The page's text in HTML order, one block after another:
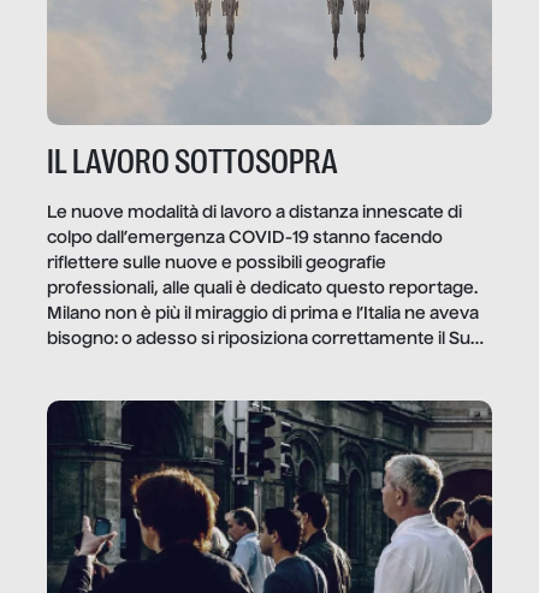
IL LAVORO SOTTOSOPRA
Le nuove modalità di lavoro a distanza innescate di
colpo dall’emergenza COVID-19 stanno facendo
riflettere sulle nuove e possibili geografie
professionali, alle quali è dedicato questo reportage.
Milano non è più il miraggio di prima e l’Italia ne aveva
bisogno: o adesso si riposiziona correttamente il Sud